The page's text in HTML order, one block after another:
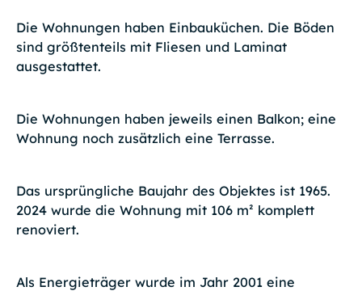
Die Wohnungen haben Einbauküchen. Die Böden
sind größtenteils mit Fliesen und Laminat
ausgestattet.
Die Wohnungen haben jeweils einen Balkon; eine
Wohnung noch zusätzlich eine Terrasse.
Das ursprüngliche Baujahr des Objektes ist 1965.
2024 wurde die Wohnung mit 106 m² komplett
renoviert.
Als Energieträger wurde im Jahr 2001 eine